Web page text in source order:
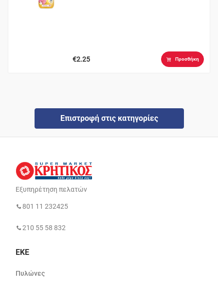
€2.25 Προσθήκη
Επιστροφή στις κατηγορίες
Εξυπηρέτηση πελατών
801 11 232425
210 55 58 832
ΕΚΕ
Πυλώνες